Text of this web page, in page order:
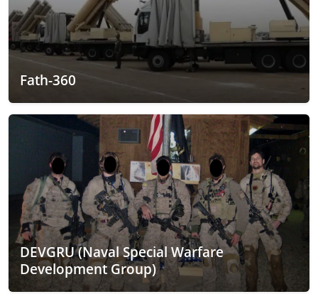
Fath-360
DEVGRU (Naval Special Warfare
Development Group)